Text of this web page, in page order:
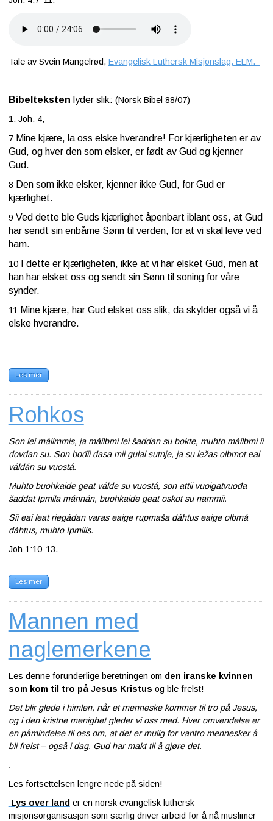
Tale av Svein Mangelrød, Evangelisk Luthersk Misjonslag, ELM.
Bibelteksten lyder slik: (Norsk Bibel 88/07)
1. Joh. 4,
7 Mine kjære, la oss elske hverandre! For kjærligheten er av
Gud, og hver den som elsker, er født av Gud og kjenner
Gud.
8 Den som ikke elsker, kjenner ikke Gud, for Gud er
kjærlighet.
9 Ved dette ble Guds kjærlighet åpenbart iblant oss, at Gud
har sendt sin enbårne Sønn til verden, for at vi skal leve ved
ham.
10
I dette er kjærligheten, ikke at vi har elsket Gud, men at
han har elsket oss og sendt sin Sønn til soning for våre
synder.
11
Mine kjære, har Gud elsket oss slik, da skylder også vi å
elske hverandre.
Les mer
Rohkos
Son lei máilmmis, ja máilbmi lei šaddan su bokte, muhto máilbmi ii
dovdan su. Son bođii dasa mii gulai sutnje, ja su iežas olbmot eai
váldán su vuostá.
Muhto buohkaide geat válde su vuostá, son attii vuoigatvuođa
šaddat Ipmila mánnán, buohkaide geat oskot su nammii.
Sii eai leat riegádan varas eaige rupmaša dáhtus eaige olbmá
dáhtus, muhto Ipmilis.
Joh 1:10-13.
Les mer
Mannen med
naglemerkene
Les denne forunderlige beretningen om den iranske kvinnen
som kom til tro på Jesus Kristus og ble frelst!
Det blir glede i himlen, når et menneske kommer til tro på Jesus,
og i den kristne menighet gleder vi oss med. Hver omvendelse er
en påmindelse til oss om, at det er mulig for vantro mennesker å
bli frelst – også i dag. Gud har makt til å gjøre det.
.
Les fortsettelsen lengre nede på siden!
Lys over land er en norsk evangelisk luthersk
misjonsorganisasjon som særlig driver arbeid for å nå muslimer